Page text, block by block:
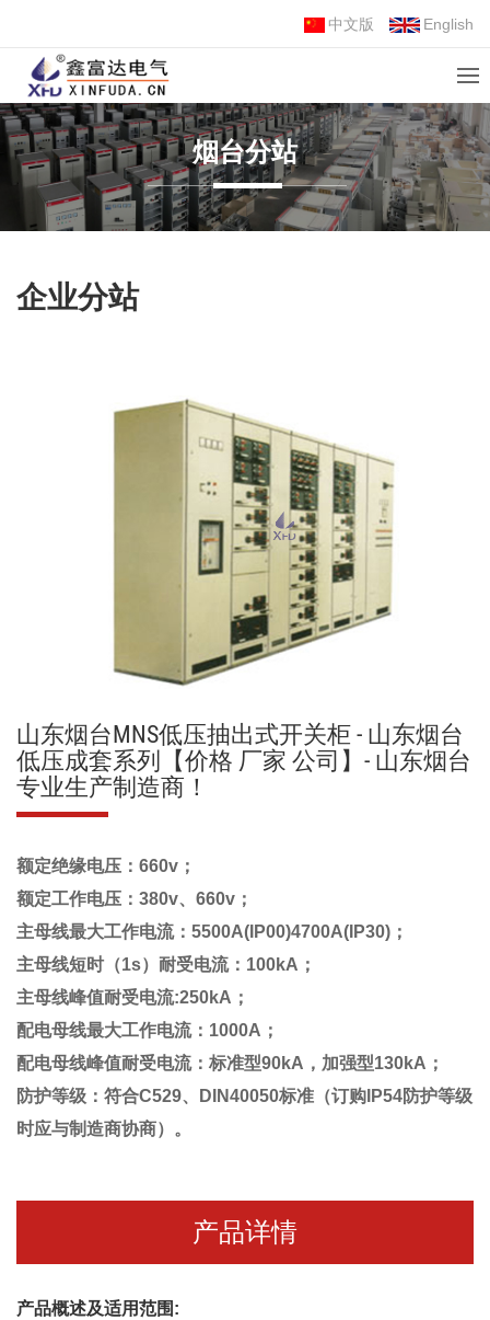
中文版 English
烟台分站
企业分站
山东烟台MNS低压抽出式开关柜 - 山东烟台
低压成套系列【价格 厂家 公司】- 山东烟台
专业生产制造商！
额定绝缘电压：660v；
额定工作电压：380v、660v；
主母线最大工作电流：5500A(IP00)4700A(IP30)；
主母线短时（1s）耐受电流：100kA；
主母线峰值耐受电流:250kA；
配电母线最大工作电流：1000A；
配电母线峰值耐受电流：标准型90kA，加强型130kA；
防护等级：符合C529、DIN40050标准（订购IP54防护等级
时应与制造商协商）。
产品详情
产品概述及适用范围: